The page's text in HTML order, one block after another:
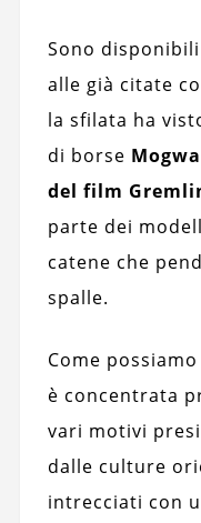
Sono
alle già citate
la sfilata ha
di borse
del film
parte dei
catene che
spalle.
Come
è concentrata
vari motivi
dalle culture
intrecciati con